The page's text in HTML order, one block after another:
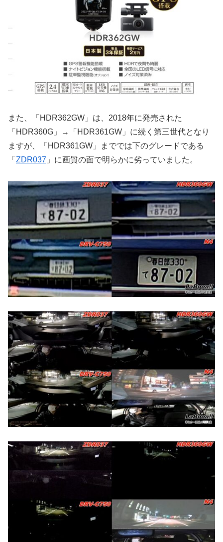
また、「HDR362GW」は、2018年に発売された
「HDR360G」→「HDR361GW」に続く第三世代となり
ますが、「HDR361GW」まででは下のグレードである
「 ZDR037 」に画質の面で明らかに劣っていました。